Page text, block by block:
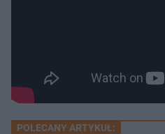
POLECANY ARTYKUŁ: